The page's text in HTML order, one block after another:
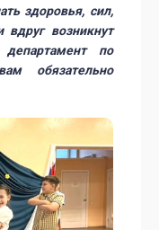
здоровья, сил,
возникнут
по
обязательно